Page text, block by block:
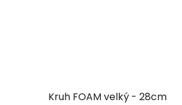
Kruh FOAM velký - 28cm